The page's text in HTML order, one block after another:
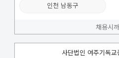
인천 남동구
채용시
사단법인 여주기독